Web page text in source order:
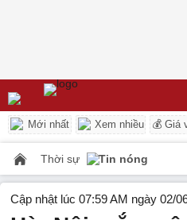
Mới nhất Xem nhiều 💰 Giá
Thời sự Tin nóng
Cập nhật lúc 07:59 AM ngày 02/